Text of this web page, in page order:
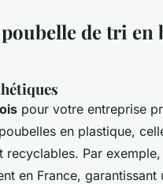
de tri en
pour votre entreprise
en plastique,
Par
en France,